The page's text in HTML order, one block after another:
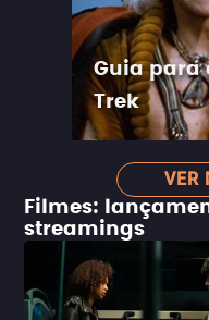
Guia para
Trek
VER
Filmes:
streamings